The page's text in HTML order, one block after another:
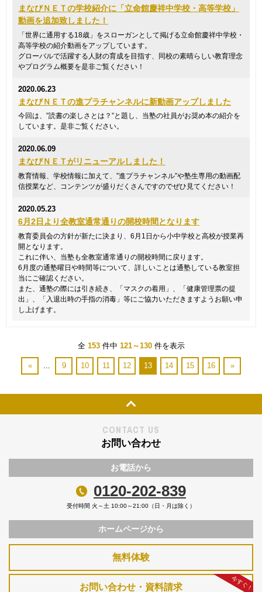
まなびＮＥＴの学校紹介に「立命館慶祥中学校・高等学校」
動画を追加致しました！
「世界に通用する18歳」をスローガンとして掲げる立命館慶祥中学校・
高等学校の紹介動画をアップしています。
グローバルで活躍する人財の育成を目指す、同校の素晴らしい教育理念
やプログラム概要を是非ご覧ください！
2020.06.23
まなびＮＥＴの進プラチャンネルに新動画アップしました
今回は、”読書の楽しさとは？”と題し、当塾の社員がお奨め本の紹介を
しています。是非ご覧ください。
2020.06.09
まなびＮＥＴがリニューアルしました！
教育情報、学校情報に加えて、”進プラチャンネル”や塾生専用の動画配
信授業など、コンテンツが盛りだくさんですのでぜひ見てください！
2020.05.23
6月2日より全教室通常通りの開校時間となります
教育委員会の方針が新たに決まり、6月1日から小中学校と高校が授業再
開となります。
これに伴い、当塾も全教室通常通りの開校時間に戻ります。
6月度の通塾曜日や時間等について、詳しいことは通塾している教室担
当にご確認ください。
また、通塾の際には引き続き、「マスクの着用」、「健康管理票の提
出」、「入退出時の手指の消毒」等にご協力いただきますようお願い申
し上げます。
全 153件中 121～130 件を表示
« 9 10 11 12 13 14 15 16 »
CONTACT US
お問い合わせ
お電話から
0120-202-839
受付時間 火～土 10:00～21:00（日・月は除く）
ホームページから
無料体験
今すぐ！
お問い合わせ・資料請求